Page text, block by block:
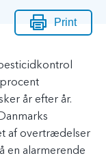
Print
år efter år.
af overtrædelser
en alarmerende